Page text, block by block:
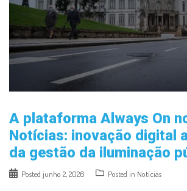
A plataforma Always On
Notícias: inovação digital
da gestão da iluminação
Posted junho 2, 2026 Posted in Notícias